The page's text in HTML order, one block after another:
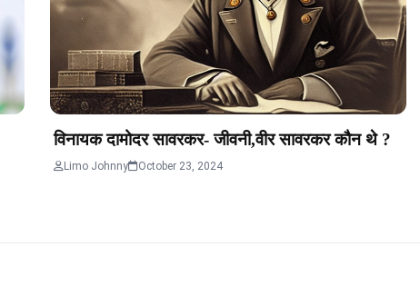
विनायक दामोदर सावरकर- जीवनी,वीर सावरकर कौन थे ?
Limo Johnny October 23, 2024